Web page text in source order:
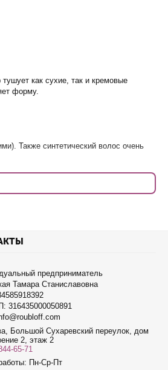
как сухие, так и кремовые
форму.
Также синтетический волос очень
предприниматель
Тамара Станиславовна
316435000050891
Большой Сухаревский переулок, дом
2, этаж 2
65-71
Пн-Ср-Пт